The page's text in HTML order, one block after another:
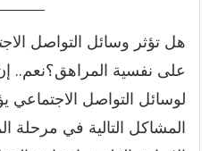
هل تؤثر وسائل التواصل
على نفسية المراهق؟نعم.. إن
لوسائل التواصل الاجتماعي
المشاكل التالية في مرحلة